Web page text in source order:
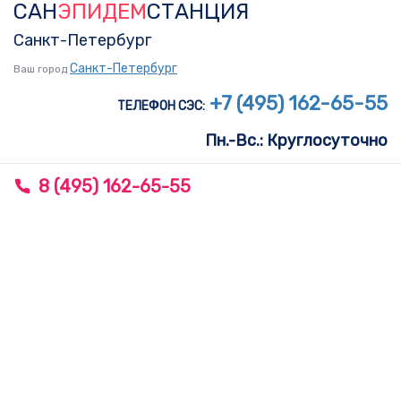
Skip
links
Skip
to
primary
content
САНЭПИДЕМСТАНЦИЯ
Санкт-Петербург
Ваш город Санкт-Петербург
ТЕЛЕФОН СЭС: +7 (495) 162-65-55
Пн.-Вс.: Круглосуточно
8 (495) 162-65-55